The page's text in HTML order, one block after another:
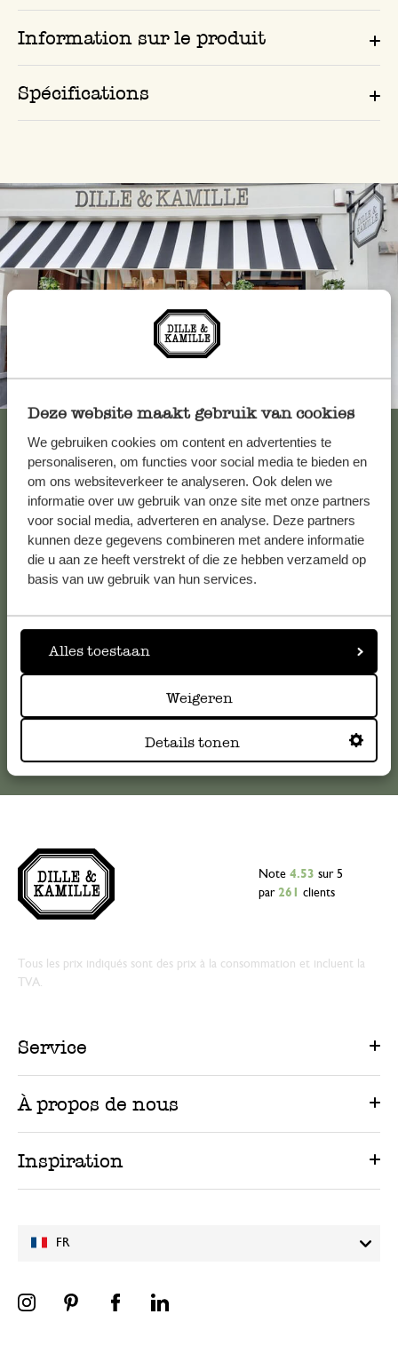
Deze website maakt gebruik van cookies
We gebruiken cookies om content en advertenties te
personaliseren, om functies voor social media te bieden en
om ons websiteverkeer te analyseren. Ook delen we
informatie over uw gebruik van onze site met onze partners
voor social media, adverteren en analyse. Deze partners
kunnen deze gegevens combineren met andere informatie
die u aan ze heeft verstrekt of die ze hebben verzameld op
basis van uw gebruik van hun services.
Alles toestaan
Weigeren
Details tonen
Information sur le produit
Spécifications
Service clientèle
Pour toute question ou demande de conseil ou d’aide,
veuillez contacter notre service clientèle. Ou retrouvez ici
serviceclientele@dille-kamille.com
FR
Note 4.53 sur 5
par 261 clients
Tous les prix indiqués sont des prix à la consommation et incluent la
TVA.
Service
À propos de nous
Inspiration